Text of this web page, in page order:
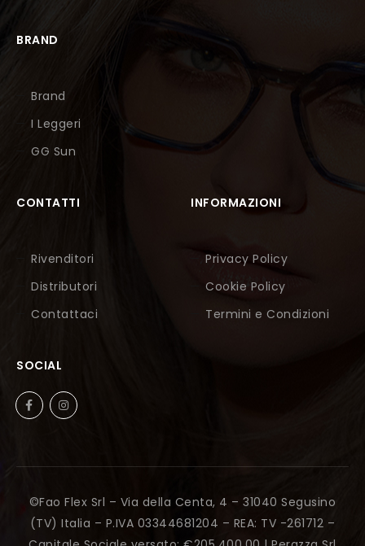
BRAND
Brand
I Leggeri
GG Sun
CONTATTI
Rivenditori
Distributori
Contattaci
INFORMAZIONI
Privacy Policy
Cookie Policy
Termini e Condizioni
SOCIAL
©Fao Flex Srl – Via della Centa, 4 – 31040 Segusino
(TV) Italia – P.IVA 03344681204 – REA: TV -261712 –